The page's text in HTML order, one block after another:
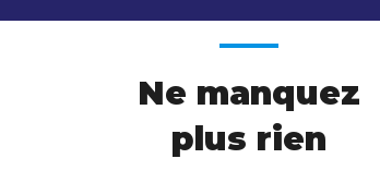
Ne manquez
plus rien